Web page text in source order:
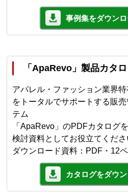
事例集をダウン
「ApaRevo」製品カタ
アパレル・ファッション業界
をトータルでサポートする販売
テム
「ApaRevo」のPDFカタログ
検討資料としてお役立てくださ
ダウンロード資料：PDF・12
カタログをダウ